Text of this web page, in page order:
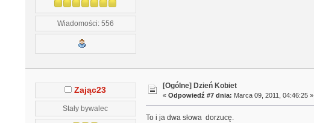
Wiadomości: 556
Zając23
Stały bywalec
[Ogólne] Dzień Kobiet
«Odpowiedź #7 dnia: Marca 09, 2011, 04:46:25 »
To i ja dwa słowa dorzucę.